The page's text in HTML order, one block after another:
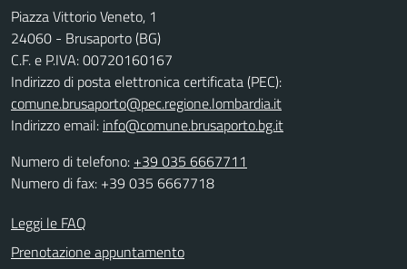
Piazza Vittorio Veneto, 1
24060 - Brusaporto (BG)
C.F. e P.IVA: 00720160167
Indirizzo di posta elettronica certificata (PEC):
comune.brusaporto@pec.regione.lombardia.it
Indirizzo email: info@comune.brusaporto.bg.it
Numero di telefono: +39 035 6667711
Numero di fax: +39 035 6667718
Leggi le FAQ
Prenotazione appuntamento